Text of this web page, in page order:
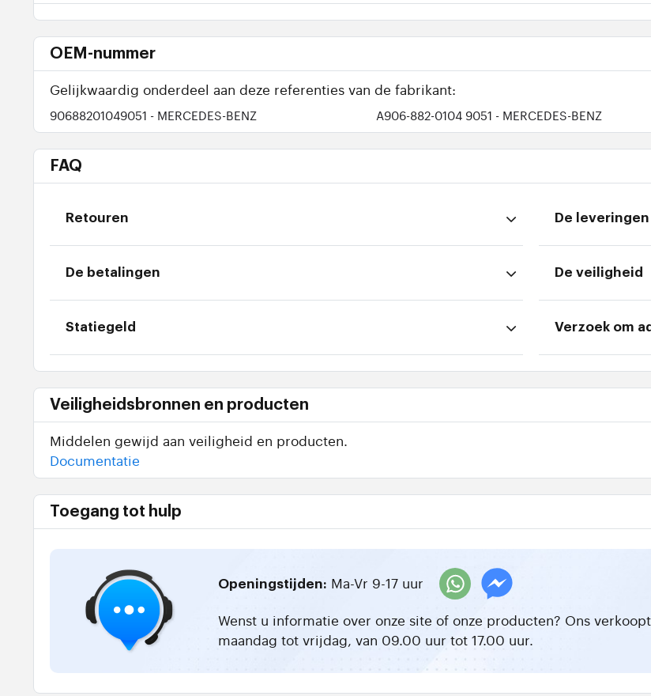
OEM-nummer
Gelijkwaardig onderdeel aan deze referenties van de fabrikant:
90688201049051 - MERCEDES-BENZ A906-882-0104 9051 - MERCEDES-BENZ
FAQ
Retouren
De betalingen
Statiegeld
De leveringen
De veiligheid
Verzoek om
Veiligheidsbronnen en producten
Middelen gewijd aan veiligheid en producten.
Documentatie
Toegang tot hulp
Openingstijden: Ma-Vr 9-17 uur
Wenst u informatie over onze site of onze producten? Ons
maandag tot vrijdag, van 09.00 uur tot 17.00 uur.